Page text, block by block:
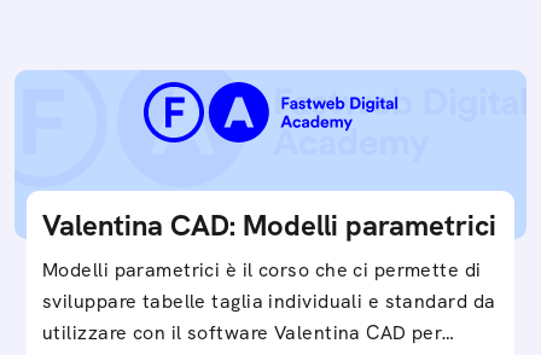
Valentina CAD: Modelli parametrici
Modelli parametrici è il corso che ci permette di
sviluppare tabelle taglia individuali e standard da
utilizzare con il software Valentina CAD per…